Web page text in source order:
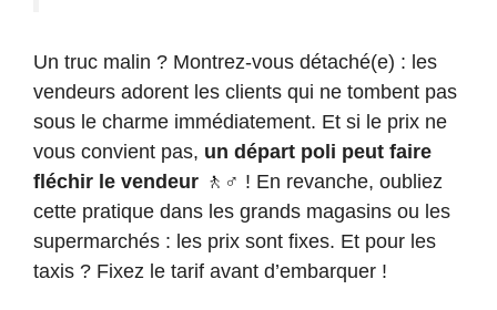
Un truc malin ? Montrez-vous détaché(e) : les
vendeurs adorent les clients qui ne tombent pas
sous le charme immédiatement. Et si le prix ne
vous convient pas, un départ poli peut faire
fléchir le vendeur 🚶♂️ ! En revanche, oubliez
cette pratique dans les grands magasins ou les
supermarchés : les prix sont fixes. Et pour les
taxis ? Fixez le tarif avant d’embarquer !